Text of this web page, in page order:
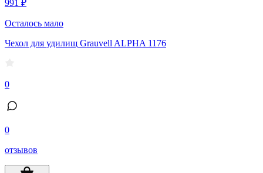
991 ₽
Осталось мало
Чехол для удилищ Grauvell ALPHA 1176
0
0
отзывов